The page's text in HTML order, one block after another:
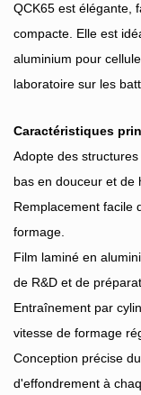
QCK65 est élégante,
compacte. Elle est
aluminium pour
laboratoire sur les
Caractéristiques
Adopte des
bas en douceur et de
Remplacement facile
formage.
Film laminé en
de R&D et de
Entraînement par
vitesse de formage
Conception précise
d'effondrement à